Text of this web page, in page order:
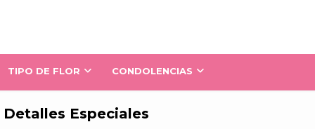
TIPO DE FLOR CONDOLENCIAS
Detalles Especiales